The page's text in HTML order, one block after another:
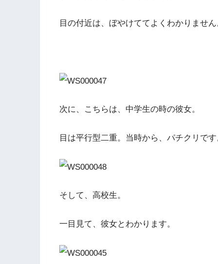
目の付近は、ぼやけててよくわかりませ
次に、こちらは、中学生の時の彼女。
目は平行型二重。当時から、パチクリで
そして、高校生。
一目見て、彼女とわかります。